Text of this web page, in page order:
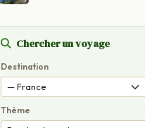
Chercher un voyage
Destination
Thème